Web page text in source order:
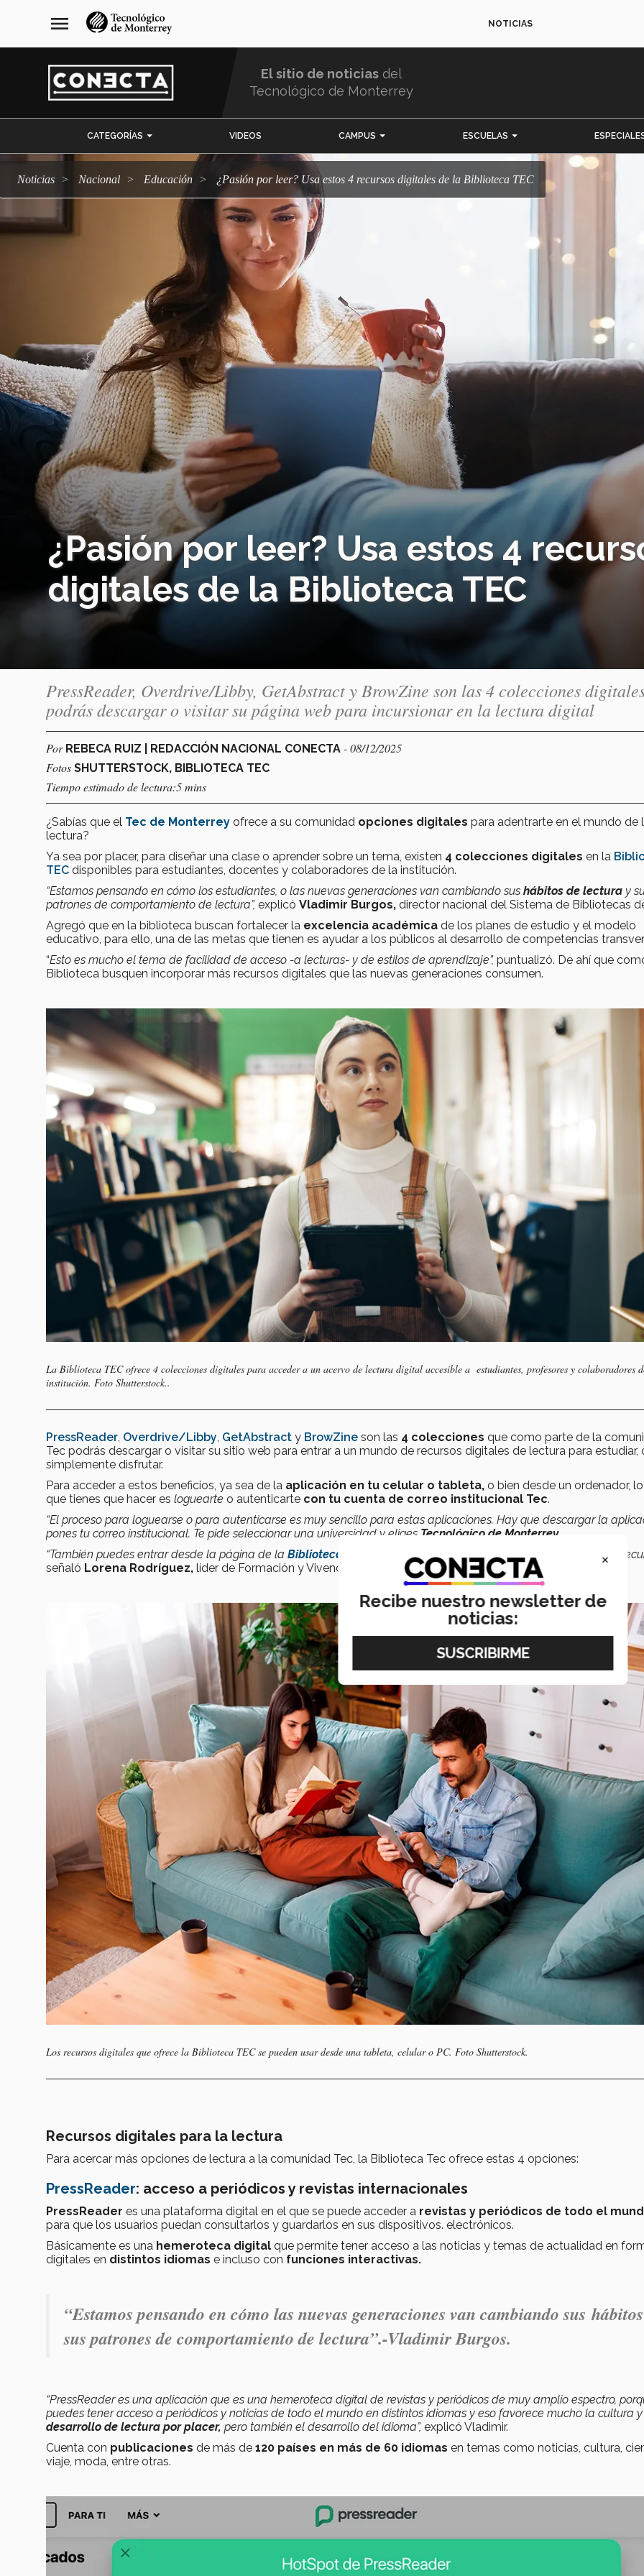
navegación
principal
menu NOTICIAS
El sitio de noticias del
Tecnológico de Monterrey
CATEGORÍAS VIDEOS CAMPUS ESCUELAS
Noticias Nacional Educación ¿Pasión por leer? Usa estos 4 recursos digitales de la Biblioteca TEC
¿Pasión por leer? Usa estos 4
digitales de la Biblioteca TEC
PressReader, Overdrive/Libby, GetAbstract y BrowZine son las 4 colecciones
podrás descargar o visitar su página web para incursionar en la lectura digital
Por REBECA RUIZ | REDACCIÓN NACIONAL CONECTA - 08/12/2025
Fotos SHUTTERSTOCK, BIBLIOTECA TEC
Tiempo estimado de lectura:5 mins
¿Sabías que el Tec de Monterrey ofrece a su comunidad opciones digitales para adentrarte en el mundo de
lectura?
Ya sea por placer, para diseñar una clase o aprender sobre un tema, existen 4 colecciones digitales en la
TEC disponibles para estudiantes, docentes y colaboradores de la institución.
“Estamos pensando en cómo los estudiantes, o las nuevas generaciones van cambiando sus hábitos de lectura y
patrones de comportamiento de lectura”, explicó Vladimir Burgos, director nacional del Sistema de Bibliotecas
Agregó que en la biblioteca buscan fortalecer la excelencia académica de los planes de estudio y el modelo
educativo, para ello, una de las metas que tienen es ayudar a los públicos al desarrollo de competencias
“Esto es mucho el tema de facilidad de acceso -a lecturas- y de estilos de aprendizaje”, puntualizó. De ahí que
Biblioteca busquen incorporar más recursos digitales que las nuevas generaciones consumen.
La Biblioteca TEC ofrece 4 colecciones digitales para acceder a un acervo de lectura digital accesible a estudiantes, profesores y colaboradores
institución. Foto Shutterstock..
PressReader, Overdrive/Libby, GetAbstract y BrowZine son las 4 colecciones que como parte de la
Tec podrás descargar o visitar su sitio web para entrar a un mundo de recursos digitales de lectura para estudiar,
simplemente disfrutar.
Para acceder a estos beneficios, ya sea de la aplicación en tu celular o tableta, o bien desde un ordenador,
que tienes que hacer es loguearte o autenticarte con tu cuenta de correo institucional Tec.
“El proceso para loguearse o para autenticarse es muy sencillo para estas aplicaciones. Hay que descargar la
pones tu correo institucional. Te pide seleccionar una universidad y eliges Tecnológico de Monterrey.
“También puedes entrar desde la página de la Biblioteca digital y fácilmente puedes acceder directamente al
señaló Lorena Rodríguez, líder de Formación y Vivencia de Biblioteca TEC.
Los recursos digitales que ofrece la Biblioteca TEC se pueden usar desde una tableta, celular o PC. Foto Shutterstock.
Recursos digitales para la lectura
Para acercar más opciones de lectura a la comunidad Tec, la Biblioteca Tec ofrece estas 4 opciones:
PressReader: acceso a periódicos y revistas internacionales
PressReader es una plataforma digital en el que se puede acceder a revistas y periódicos de todo el
para que los usuarios puedan consultarlos y guardarlos en sus dispositivos. electrónicos.
Básicamente es una hemeroteca digital que permite tener acceso a las noticias y temas de actualidad en
digitales en distintos idiomas e incluso con funciones interactivas.
“Estamos pensando en cómo las nuevas generaciones van cambiando sus
sus patrones de comportamiento de lectura”.-Vladimir Burgos.
“PressReader es una aplicación que es una hemeroteca digital de revistas y periódicos de muy amplio espectro,
puedes tener acceso a periódicos y noticias de todo el mundo en distintos idiomas y eso favorece mucho la cultura
desarrollo de lectura por placer, pero también el desarrollo del idioma”, explicó Vladimir.
Cuenta con publicaciones de más de 120 países en más de 60 idiomas en temas como noticias, cultura,
viaje, moda, entre otras.
×
Recibe nuestro newsletter de
noticias: